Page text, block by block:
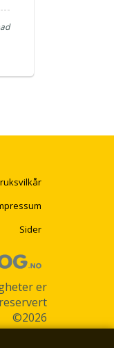
Sider
er
reservert
©2026